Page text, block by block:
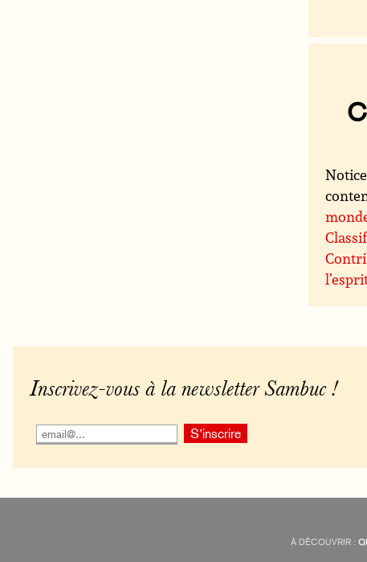
Inscrivez-vous à la newsletter Sambuc !
À DÉCOUVRIR :